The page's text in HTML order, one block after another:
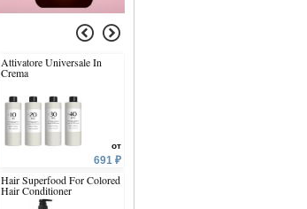
Attivatore Universale In
Crema
от
691 ₽
Hair Superfood For Colored
Hair Conditioner